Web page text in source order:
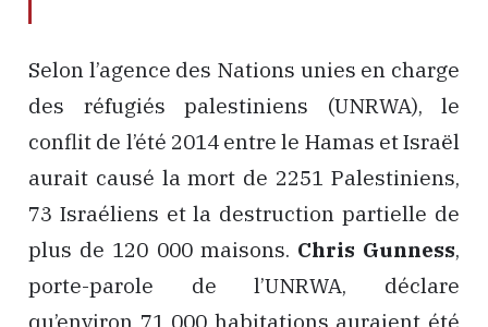
Selon l’agence des Nations unies en charge
des réfugiés palestiniens (UNRWA), le
conflit de l’été 2014 entre le Hamas et Israël
aurait causé la mort de 2251 Palestiniens,
73 Israéliens et la destruction partielle de
plus de 120 000 maisons. Chris Gunness,
porte-parole de l’UNRWA, déclare